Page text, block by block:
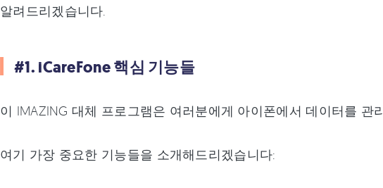
알려드리겠습니다.
#1. iCareFone 핵심 기능들
이 IMAZING 대체 프로그램은 여러분에게 아이폰에서 데이터를 관
여기 가장 중요한 기능들을 소개해드리겠습니다: